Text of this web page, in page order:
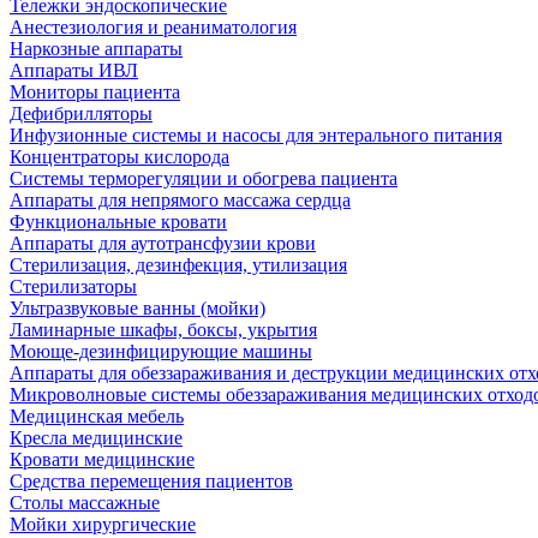
Тележки эндоскопические
Анестезиология и реаниматология
Наркозные аппараты
Аппараты ИВЛ
Мониторы пациента
Дефибрилляторы
Инфузионные системы и насосы для энтерального питания
Концентраторы кислорода
Системы терморегуляции и обогрева пациента
Аппараты для непрямого массажа сердца
Функциональные кровати
Аппараты для аутотрансфузии крови
Стерилизация, дезинфекция, утилизация
Стерилизаторы
Ультразвуковые ванны (мойки)
Ламинарные шкафы, боксы, укрытия
Моюще-дезинфицирующие машины
Аппараты для обеззараживания и деструкции медицинских
Микроволновые системы обеззараживания медицинских
Медицинская мебель
Кресла медицинские
Кровати медицинские
Средства перемещения пациентов
Столы массажные
Мойки хирургические